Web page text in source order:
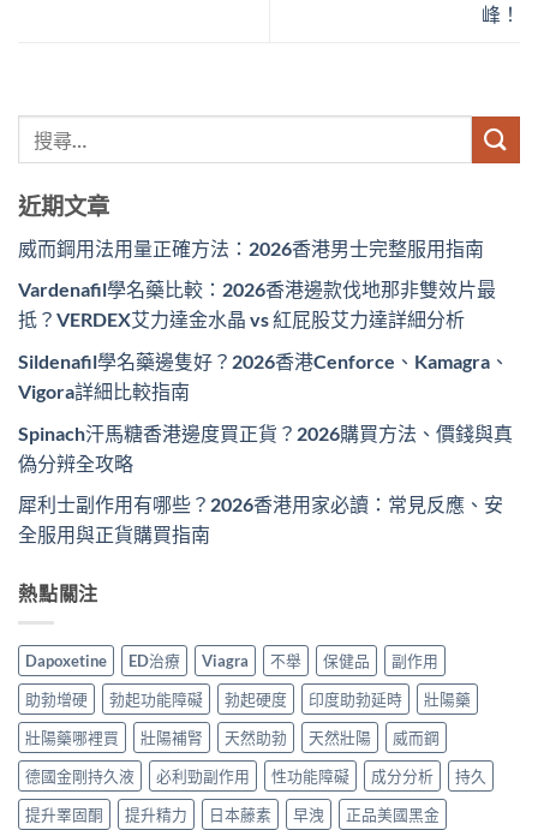
峰！
近期文章
威而鋼用法用量正確方法：2026香港男士完整服用指南
Vardenafil學名藥比較：2026香港邊款伐地那非雙效片最
抵？VERDEX艾力達金水晶 vs 紅屁股艾力達詳細分析
Sildenafil學名藥邊隻好？2026香港Cenforce、Kamagra、
Vigora詳細比較指南
Spinach汗馬糖香港邊度買正貨？2026購買方法、價錢與真
偽分辨全攻略
犀利士副作用有哪些？2026香港用家必讀：常見反應、安
全服用與正貨購買指南
熱點關注
Dapoxetine ED治療 Viagra 不舉 保健品
副作用
助勃增硬
勃起功能障礙 勃起硬度 印度助勃延時
壯陽藥
壯陽藥哪裡買
壯陽補腎 天然助勃 天然壯陽
威而鋼
德國金剛持久液
必利勁副作用 性功能障礙 成分分析
持久
提升睪固酮
提升精力 日本藤素 早洩 正品美國黑金